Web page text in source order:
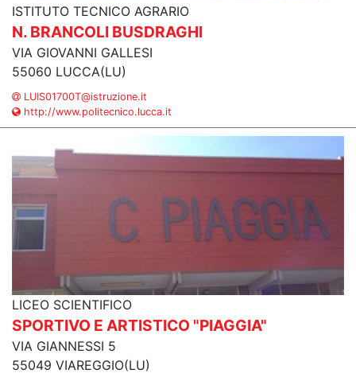
ISTITUTO TECNICO AGRARIO
N. BRANCOLI BUSDRAGHI
VIA GIOVANNI GALLESI
55060 LUCCA(LU)
LUIS01700T@istruzione.it
http://www.politecnico.lucca.it
LICEO SCIENTIFICO
SPORTIVO E ARTISTICO "PIAGGIA"
VIA GIANNESSI 5
55049 VIAREGGIO(LU)